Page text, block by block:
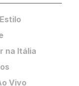
na Itália
Vivo